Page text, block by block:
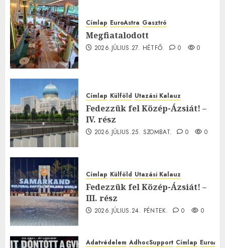
Címlap EuroAstra Gasztró
Megfiatalodott
2026.JÚLIUS.27. HÉTFŐ. 0 0
Címlap Külföld Utazási Kalauz
Fedezzük fel Közép-Ázsiát! –
IV. rész
2026.JÚLIUS.25. SZOMBAT. 0 0
Címlap Külföld Utazási Kalauz
Fedezzük fel Közép-Ázsiát! –
III. rész
2026.JÚLIUS.24. PÉNTEK. 0 0
Adatvédelem AdhocSupport Címlap